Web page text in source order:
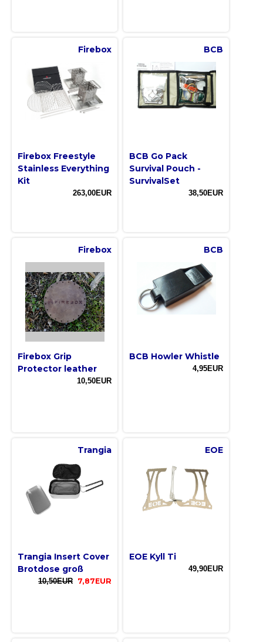
Firebox
Firebox Freestyle
Stainless Everything
Kit
263,00EUR
BCB
BCB Go Pack
Survival Pouch -
SurvivalSet
38,50EUR
Firebox
Firebox Grip
Protector leather
10,50EUR
BCB
BCB Howler Whistle
4,95EUR
Trangia
Trangia Insert Cover
Brotdose groß
10,50EUR 7,87EUR
EOE
EOE Kyll Ti
49,90EUR